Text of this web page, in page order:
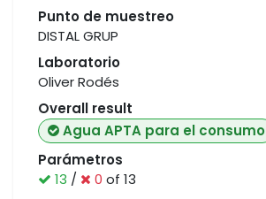
Punto de muestreo
DISTAL GRUP
Laboratorio
Oliver Rodés
Overall result
Agua APTA para el consumo
Parámetros
13 / 0 of 13